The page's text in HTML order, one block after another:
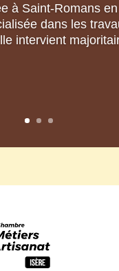
à Saint-Romans
dans les
intervient